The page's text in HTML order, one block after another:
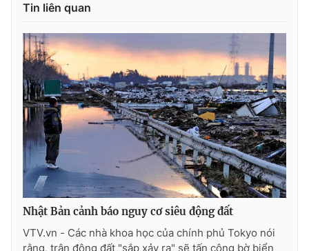
THỜI BÁO VTV
Theo dõi báo trên
Cơ quan chủ quản:Đài Truyền hình Việt Nam
Cơ quan báo chí:
Thời báo VTV
Giấy phép hoạt động báo in và báo điện tử số 483/GP-BTTTT
cấp ngày 29/12/2023
Tổng Biên tập:Vũ Thanh Thủy
Phó Tổng Biên tập:
Nguyễn Thị Mỹ Hạnh, Phạm Quốc Thắng,
Nguyễn Trọng Ninh
Tổng đài VTV:024.38 355 931 - 024.38 355 932
Tin liên quan
Nhật Bản cảnh báo nguy cơ siêu động đất
VTV.vn - Các nhà khoa học của chính phủ Tokyo nói
rằng, trận động đất "sắp xảy ra" sẽ tấn công bờ biển